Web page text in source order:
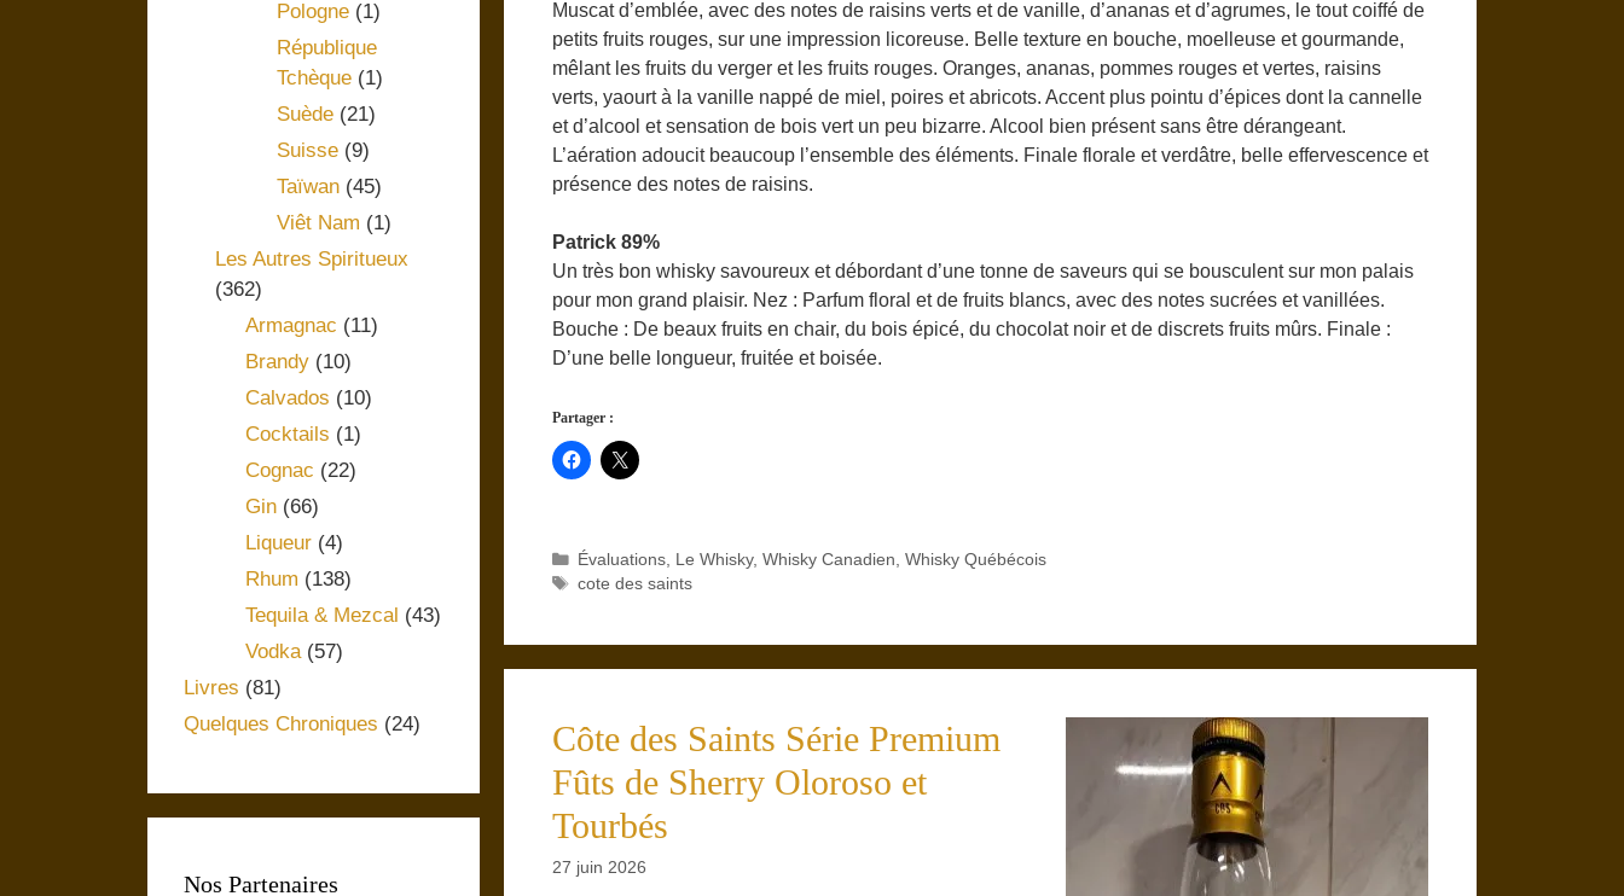
Muscat d’emblée, avec des notes de raisins verts et de vanille, d’ananas et d’agrumes, le tout coiffé de
petits fruits rouges, sur une impression licoreuse. Belle texture en bouche, moelleuse et gourmande,
mêlant les fruits du verger et les fruits rouges. Oranges, ananas, pommes rouges et vertes, raisins
verts, yaourt à la vanille nappé de miel, poires et abricots. Accent plus pointu d’épices dont la cannelle
et d’alcool et sensation de bois vert un peu bizarre. Alcool bien présent sans être dérangeant.
L’aération adoucit beaucoup l’ensemble des éléments. Finale florale et verdâtre, belle effervescence et
présence des notes de raisins.
Patrick 89%
Un très bon whisky savoureux et débordant d’une tonne de saveurs qui se bousculent sur mon palais
pour mon grand plaisir. Nez : Parfum floral et de fruits blancs, avec des notes sucrées et vanillées.
Bouche : De beaux fruits en chair, du bois épicé, du chocolat noir et de discrets fruits mûrs. Finale :
D’une belle longueur, fruitée et boisée.
Partager :
Catégories
Évaluations, Le Whisky,Whisky Canadien,Whisky Québécois
Étiquettes
cote des saints
Côte des Saints Série Premium
Fûts de Sherry Oloroso et
Tourbés
27 juin 2026
Pologne(1)
République
Tchèque(1)
Suède(21)
Suisse(9)
Taïwan(45)
Viêt Nam (1)
Les Autres Spiritueux
(362)
Armagnac (11)
Brandy (10)
Calvados (10)
Cocktails (1)
Cognac (22)
Gin (66)
Liqueur (4)
Rhum (138)
Tequila & Mezcal (43)
Vodka (57)
Livres (81)
Quelques Chroniques (24)
Nos Partenaires